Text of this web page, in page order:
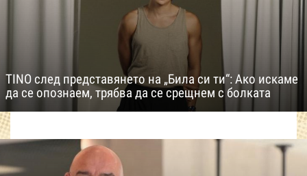
TINO след представянето на „Била си ти“: Ако искаме
да се опознаем, трябва да се срещнем с болката